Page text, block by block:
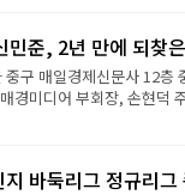
준, 2년 만에 되찾
구 매일경제신문사 12층
경미디어 부회장, 손현덕
바둑리그 정규리그